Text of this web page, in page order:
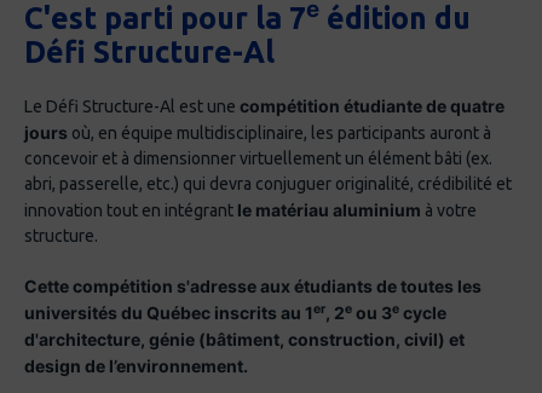
C'est parti pour la 7e édition du
Défi Structure-Al
Le Défi Structure-Al est une compétition étudiante de quatre
jours où, en équipe multidisciplinaire, les participants auront à
concevoir et à dimensionner virtuellement un élément bâti (ex.
abri, passerelle, etc.) qui devra conjuguer originalité, crédibilité et
innovation tout en intégrant le matériau aluminium à votre
structure.
Cette compétition s'adresse aux étudiants de toutes les
universités du Québec inscrits au 1er, 2e ou 3e cycle
d'architecture, génie (bâtiment, construction, civil) et
design de l’environnement.